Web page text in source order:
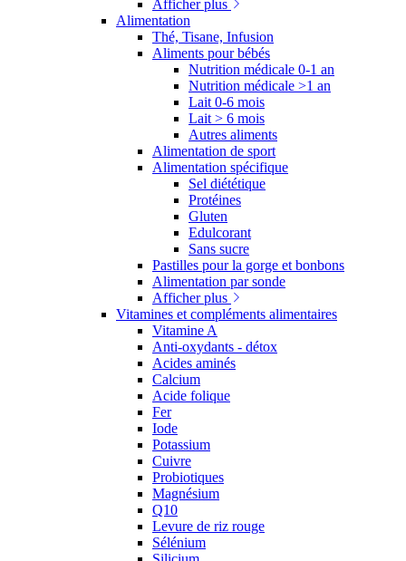
Afficher plus
Alimentation
Thé, Tisane, Infusion
Aliments pour bébés
Nutrition médicale 0-1 an
Nutrition médicale >1 an
Lait 0-6 mois
Lait > 6 mois
Autres aliments
Alimentation de sport
Alimentation spécifique
Sel diététique
Protéines
Gluten
Edulcorant
Sans sucre
Pastilles pour la gorge et bonbons
Alimentation par sonde
Afficher plus
Vitamines et compléments alimentaires
Vitamine A
Anti-oxydants - détox
Acides aminés
Calcium
Acide folique
Fer
Iode
Potassium
Cuivre
Probiotiques
Magnésium
Q10
Levure de riz rouge
Sélénium